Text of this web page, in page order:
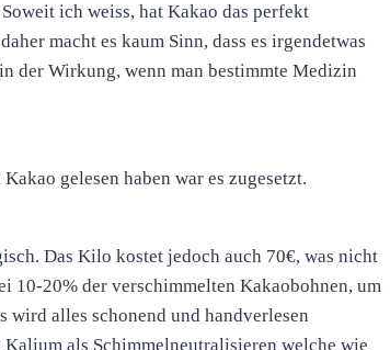
ich weiss, hat Kakao das perfekt
macht es kaum Sinn, dass es irgendetwas
der Wirkung, wenn man bestimmte Medizin
gelesen haben war es zugesetzt.
Das Kilo kostet jedoch auch 70€, was nicht
10-20% der verschimmelten Kakaobohnen, um
wird alles schonend und handverlesen
als Schimmelneutralisieren welche wie